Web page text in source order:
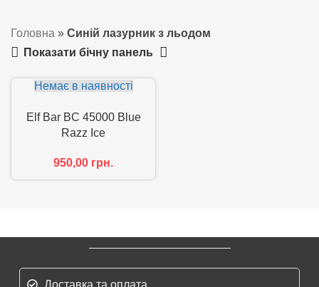
Головна » Синій лазурник з льодом
Показати бічну панель
Немає в наявності
Elf Bar BC 45000 Blue
Razz Ice
950,00 грн.
Доставка та оплата